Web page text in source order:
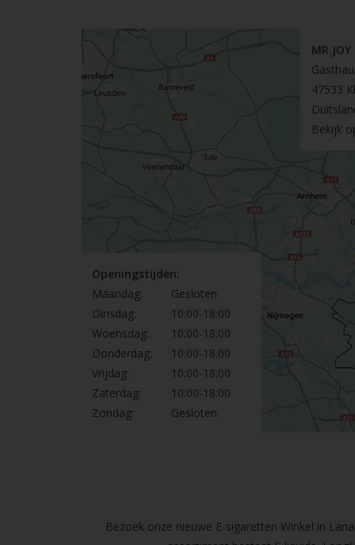
47533
Bekijk
Openingstijden:
Maandag:
Gesloten
Dinsdag:
10:00-18:00
Woensdag:
10:00-18:00
Donderdag:
10:00-18:00
Vrijdag:
10:00-18:00
Zaterdag:
10:00-18:00
Zondag:
Gesloten
Bezoek onze nieuwe E-sigaretten Winkel in